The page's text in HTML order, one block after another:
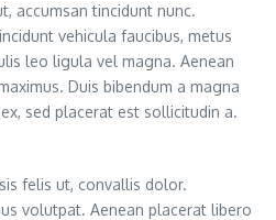
accumsan tincidunt nunc.
vehicula faucibus, metus
leo ligula vel magna. Aenean
Duis bibendum a magna
sed placerat est sollicitudin a.
felis ut, convallis dolor.
volutpat. Aenean placerat libero